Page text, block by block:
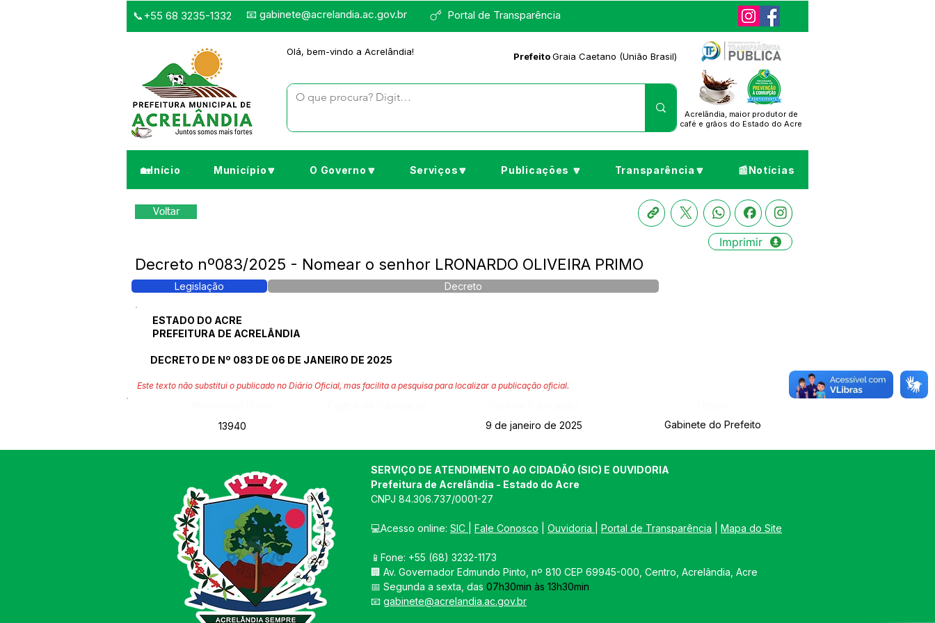
Portal de Transparência
📞+55 68 3235-1332 📧 gabinete@acrelandia.ac.gov.br
Olá, bem-vindo a Acrelândia! PrefeitoGraia Caetano (União Brasil)
Acrelândia, maior produtor de
café e grãos do Estado do Acre
🏡Início Município🔽 O Governo🔽 Serviços🔽 Publicações 🔽 Transparência🔽 📰Notícias
Voltar
Imprimir
Decreto nº083/2025 - Nomear o senhor LRONARDO OLIVEIRA PRIMO
Legislação Decreto
ESTADO DO ACRE
PREFEITURA DE ACRELÂNDIA
DECRETO DE Nº 083 DE 06 DE JANEIRO DE 2025
Este texto não substitui o publicado no Diário Oficial, mas facilita a pesquisa para localizar a publicação oficial.
13940
9 de janeiro de 2025 Gabinete do Prefeito
SERVIÇO DE ATENDIMENTO AO CIDADÃO (SIC) E OUVIDORIA
Prefeitura de Acrelândia - Estado do Acre
CNPJ 84.306.737/0001-27
💻Acesso online: SIC Fale Conosco Ouvidoria Portal de Transparência Mapa do Site
📱Fone: +55 (68) 3232-1173
🏢 Av. Governador Edmundo Pinto, nº 810 CEP 69945-000, Centro, Acrelândia, Acre
📅 Segunda a sexta, das 07h30min às 13h30min
📧 gabinete@acrelandia.ac.gov.br